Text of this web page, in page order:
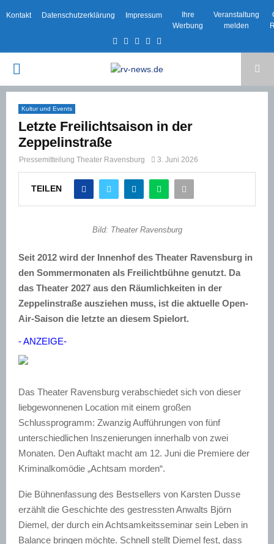
Kontakt Datenschutzerklärung Impressum
Ihre
Werbung
Veranstaltung
melden
Facebook
TwitterInstagram
Email
PRIMARY
MENU
Kultur und Events
Letzte Freilichtsaison in der
Zeppelinstraße
Pressemitteilung Theater Ravensburg 3. Juni 2026
TEILEN
Bild: Theater Ravensburg
Seit 2012 wird der Innenhof des Theater Ravensburg in
den Sommermonaten als Freilichtbühne genutzt. Da
das Theater 2027 aus den Räumlichkeiten in der
Zeppelinstraße ausziehen muss, ist die aktuelle Open-
Air-Saison die letzte an diesem Spielort.
- ANZEIGE-
Das Theater Ravensburg verabschiedet sich von dieser
liebgewonnenen Location mit einem großen
Schlussprogramm: Zwanzig Aufführungen von fünf
unterschiedlichen Inszenierungen innerhalb von zwei
Monaten. Den Auftakt macht am 12. Juni die Premiere der
Kriminalkomödie „Achtsam morden“.
Die Bühnenfassung des Bestsellers von Karsten Dusse
erzählt die Geschichte des gestressten Anwalts Björn
Diemel, der durch ein Achtsamkeitsseminar sein Leben in
Balance bringen möchte. Schnell stellt Diemel fest, dass